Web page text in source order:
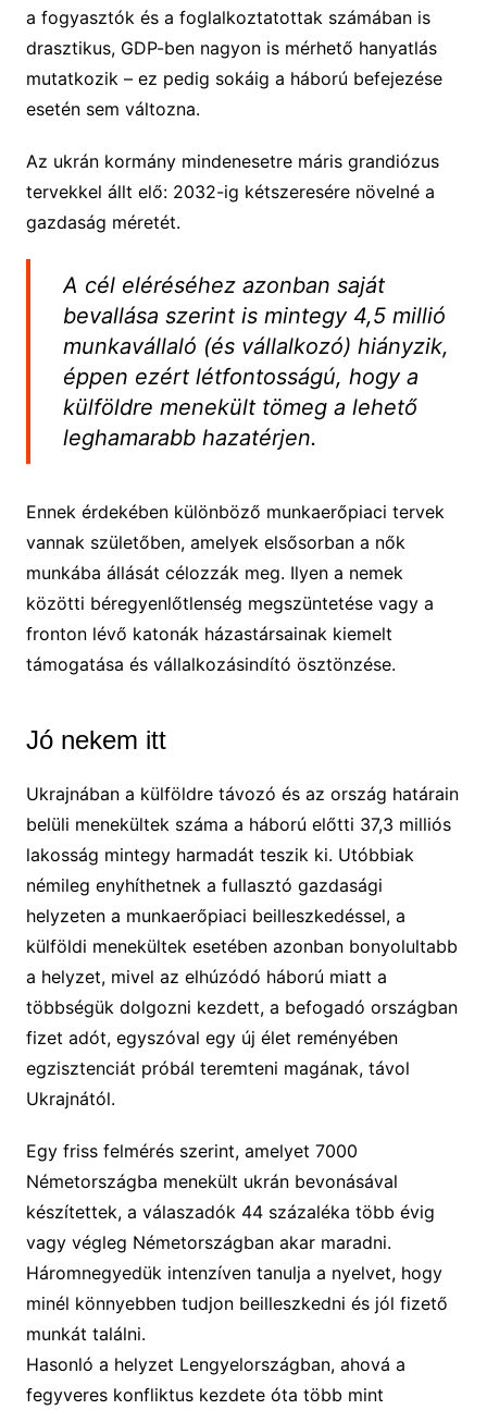
a fogyasztók és a foglalkoztatottak számában is
drasztikus, GDP-ben nagyon is mérhető hanyatlás
mutatkozik – ez pedig sokáig a háború befejezése
esetén sem változna.
Az ukrán kormány mindenesetre máris grandiózus
tervekkel állt elő: 2032-ig kétszeresére növelné a
gazdaság méretét.
A cél eléréséhez azonban saját
bevallása szerint is mintegy 4,5 millió
munkavállaló (és vállalkozó) hiányzik,
éppen ezért létfontosságú, hogy a
külföldre menekült tömeg a lehető
leghamarabb hazatérjen.
Ennek érdekében különböző munkaerőpiaci tervek
vannak születőben, amelyek elsősorban a nők
munkába állását célozzák meg. Ilyen a nemek
közötti béregyenlőtlenség megszüntetése vagy a
fronton lévő katonák házastársainak kiemelt
támogatása és vállalkozásindító ösztönzése.
Jó nekem itt
Ukrajnában a külföldre távozó és az ország határain
belüli menekültek száma a háború előtti 37,3 milliós
lakosság mintegy harmadát teszik ki. Utóbbiak
némileg enyhíthetnek a fullasztó gazdasági
helyzeten a munkaerőpiaci beilleszkedéssel, a
külföldi menekültek esetében azonban bonyolultabb
a helyzet, mivel az elhúzódó háború miatt a
többségük dolgozni kezdett, a befogadó országban
fizet adót, egyszóval egy új élet reményében
egzisztenciát próbál teremteni magának, távol
Ukrajnától.
Egy friss felmérés szerint, amelyet 7000
Németországba menekült ukrán bevonásával
készítettek, a válaszadók 44 százaléka több évig
vagy végleg Németországban akar maradni.
Háromnegyedük intenzíven tanulja a nyelvet, hogy
minél könnyebben tudjon beilleszkedni és jól fizető
munkát találni.
Hasonló a helyzet Lengyelországban, ahová a
fegyveres konfliktus kezdete óta több mint